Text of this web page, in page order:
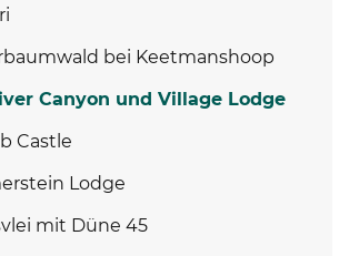
bei Keetmanshoop
Canyon und Village Lodge
Castle
Lodge
mit Düne 45